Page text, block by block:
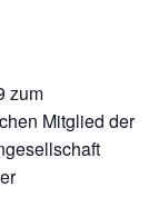
zum
Mitglied der